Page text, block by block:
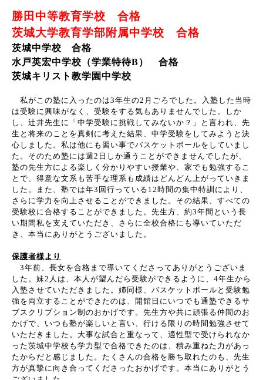
勝田中等教育学校 合格
茨城大学教育学部附属中学校 合格
茨城中学校 合格
水戸英宏中学校（学業特待B） 合格
茨城キリスト教学園中学校
私がこの塾に入ったのは3年生の2 月ごろでした。入塾した当時
は受験に興味がなく、受験をする気もありませんでした。しか
し、辻井先生に「中学受験に挑戦してみないか？」と言われ、先
生と将来のことを真剣に考えた結果、中学受験をしてみようと決
心しました。私は他にも習い事でバスケットボールをしていまし
た。そのため塾には週2 日しか通うことができませんでしたが、
塾の先生方による楽しく分かりやすい授業や、家でも勉強するこ
とで、得意な文系も苦手な理系も成績はどんどん上がっていきま
した。また、塾では年3 回行っている 12時間の集中特訓により、
さらに学力を向上させることができました。その結果、すべての
受験校に合格することができました。先生方、約3年間という長
い期間私を支えていただき、さらに全校合格にも導いていただ
き、本当にありがとうございました。
保護者様より
3年前、長女を合格まで導いてくださってありがとうございま
した。妹2 人は、本人が望んだら受験ができるように、 4年生から
入塾させていただきました。姉同様、バスケットボールと受験勉
強を両立することができたのは、開館日にいつでも通塾できるサ
ブスクリプション制のおかげです。先生方や共に頑張る仲間のお
かげで、いつも塾が楽しいと言い、行ける限りの時間勉強させて
いただきました。大事な試合と重なって、適性型で受けられなか
った茨城中学校も学力型で合格できたのは、積み重ねた力があっ
たからだと感じました。たくさんの合格を勝ち取れたのも、先生
方が真摯に向き合ってくださったおかげです。本当にありがとう